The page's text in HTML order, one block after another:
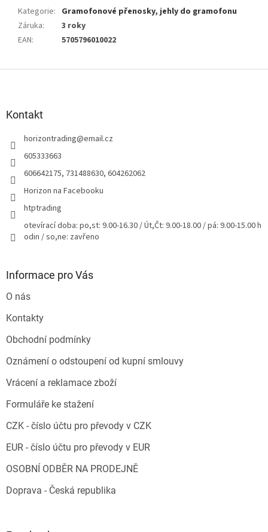
Kategorie: Gramofonové přenosky, jehly do gramofonu
Záruka:
3 roky
EAN: 5705796010022
Kontakt
horizontrading@email.cz
605333663
606642175, 731488630, 604262062
Horizon na Facebooku
htptrading
otevírací doba: po,st: 9.00-16.30 / Út,Čt: 9.00-18.00 / pá: 9.00-15.00 h
odin / so,ne: zavřeno
Informace pro Vás
O nás
Kontakty
Obchodní podmínky
Oznámení o odstoupení od kupní smlouvy
Vrácení a reklamace zboží
Formuláře ke stažení
CZK - číslo účtu pro převody v CZK
EUR - číslo účtu pro převody v EUR
OSOBNÍ ODBĚR NA PRODEJNĚ
Doprava - Česká republika